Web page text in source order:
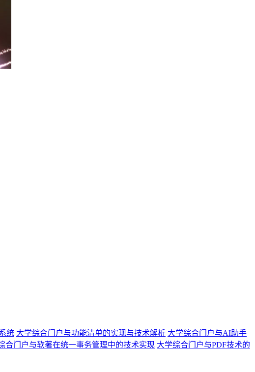
统 大学综合门户与功能清单的实现与技术解析 大学综合门户与AI助手
合门户与软著在统一事务管理中的技术实现 大学综合门户与PDF技术的